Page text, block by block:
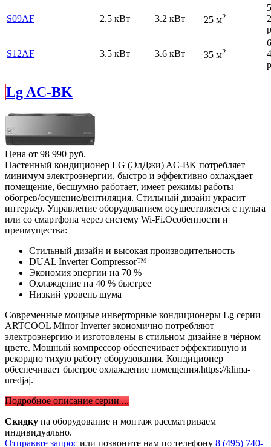
S09AF 2.5 кВт 3.2 кВт 25 м2
S12AF 3.5 кВт 3.6 кВт 35 м2
Lg AC-BK
Цена от 98 990 руб.
Настенный кондиционер LG (ЭлДжи) AC-BK потребляет
минимум электроэнергии, быстро и эффективно охлаждает
помещение, бесшумно работает, имеет режимы работы
обогрев/осушение/вентиляция. Стильный дизайн украсит
интерьер. Управление оборудованием осуществляется с пульта
или со смартфона через систему Wi-Fi.Особенности и
преимущества:
Стильный дизайн и высокая производительность
DUAL Inverter Compressor™
Экономия энергии на 70 %
Охлаждение на 40 % быстрее
Низкий уровень шума
Современные мощные инверторные кондиционеры Lg серии
ARTCOOL Mirror Inverter экономично потребляют
электроэнергию и изготовлены в стильном дизайне в чёрном
цвете. Мощный компрессор обеспечивает эффективную и
рекордно тихую работу оборудования. Кондиционер
обеспечивает быстрое охлаждение помещения.https://klima-
uredjaj.
Подробное описание серии ...
Скидку на оборудование и монтаж рассматриваем
индивидуально.
Отправьте запрос или позвоните нам по телефону 8 (495) 740-